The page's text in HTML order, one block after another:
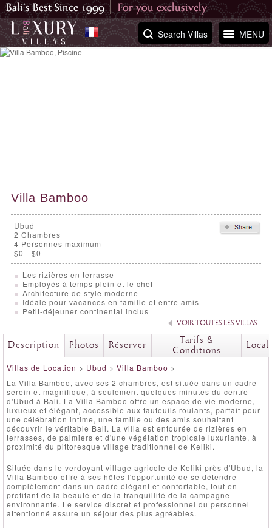
MENU
Search Villas
Villa Bamboo
Ubud
2 Chambres
4 Personnes maximum
$0 - $0
Les rizières en terrasse
Employés à temps plein et le chef
Architecture de style moderne
Idéale pour vacances en famille et entre amis
Petit-déjeuner continental inclus
VOIR TOUTES LES VILLAS
Description Photos Réserver
Tarifs &
Conditions
Villas de Location > Ubud > Villa Bamboo >
La Villa Bamboo, avec ses 2 chambres, est située dans un cadre
serein et magnifique, à seulement quelques minutes du centre
d'Ubud à Bali. La Villa Bamboo offre un espace de vie moderne,
luxueux et élégant, accessible aux fauteuils roulants, parfait pour
une célébration intime, une famille ou des amis souhaitant
découvrir le véritable Bali. La villa est entourée de rizières en
terrasses, de palmiers et d'une végétation tropicale luxuriante, à
proximité du pittoresque village traditionnel de Keliki.
Située dans le verdoyant village agricole de Keliki près d'Ubud, la
Villa Bamboo offre à ses hôtes l'opportunité de se détendre
complètement dans un cadre élégant et confortable, tout en
profitant de la beauté et de la tranquillité de la campagne
environnante. Le service discret et professionnel du personnel
attentionné assure un séjour des plus agréables.